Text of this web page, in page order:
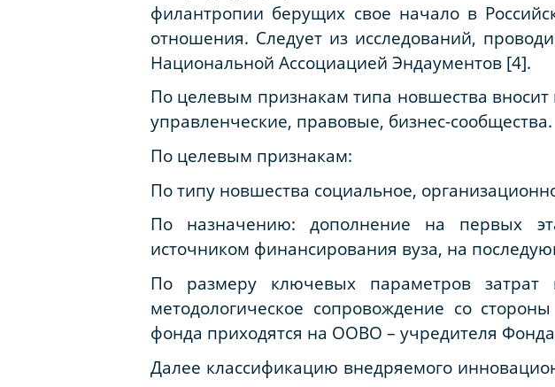
филантропии берущих свое начало в
отношения. Следует из исследований,
Национальной Ассоциацией Эндаументов [4].
По целевым признакам типа новшества
управленческие, правовые, бизнес-сообщества.
По целевым признакам:
По типу новшества социальное,
По назначению: дополнение на первых
источником финансирования вуза, на
По размеру ключевых параметров затрат
методологическое сопровождение со
фонда приходятся на ООВО – учредителя
Далее классификацию внедряемого